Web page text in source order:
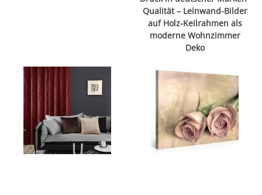
Qualität – Leinwand-Bilder
auf Holz-Keilrahmen als
moderne Wohnzimmer
Deko